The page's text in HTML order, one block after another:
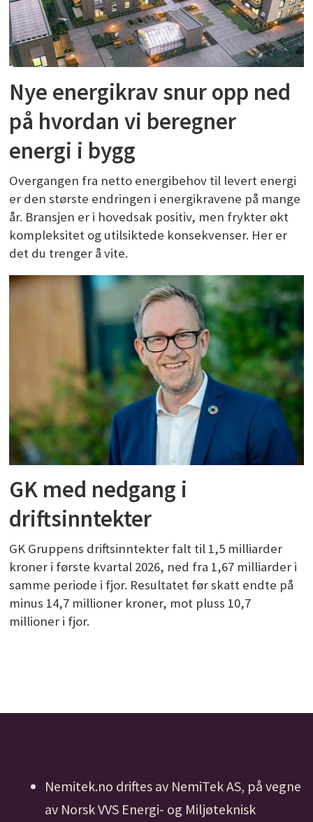
Nye energikrav snur opp ned
på hvordan vi beregner
energi i bygg
Overgangen fra netto energibehov til levert energi
er den største endringen i energikravene på mange
år. Bransjen er i hovedsak positiv, men frykter økt
kompleksitet og utilsiktede konsekvenser. Her er
det du trenger å vite.
GK med nedgang i
driftsinntekter
GK Gruppens driftsinntekter falt til 1,5 milliarder
kroner i første kvartal 2026, ned fra 1,67 milliarder i
samme periode i fjor. Resultatet før skatt endte på
minus 14,7 millioner kroner, mot pluss 10,7
millioner i fjor.
Nemitek.no driftes av NemiTek AS, på vegne
av Norsk VVS Energi- og Miljøteknisk